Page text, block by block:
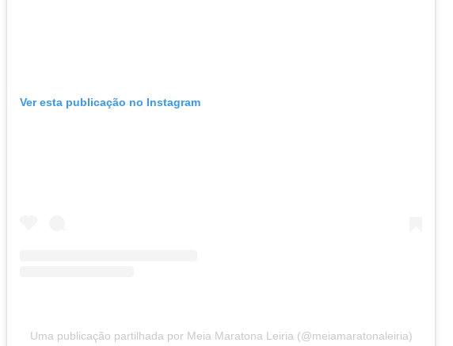
Ver esta publicação no Instagram
Uma publicação partilhada por Meia Maratona Leiria (@meiamaratonaleiria)